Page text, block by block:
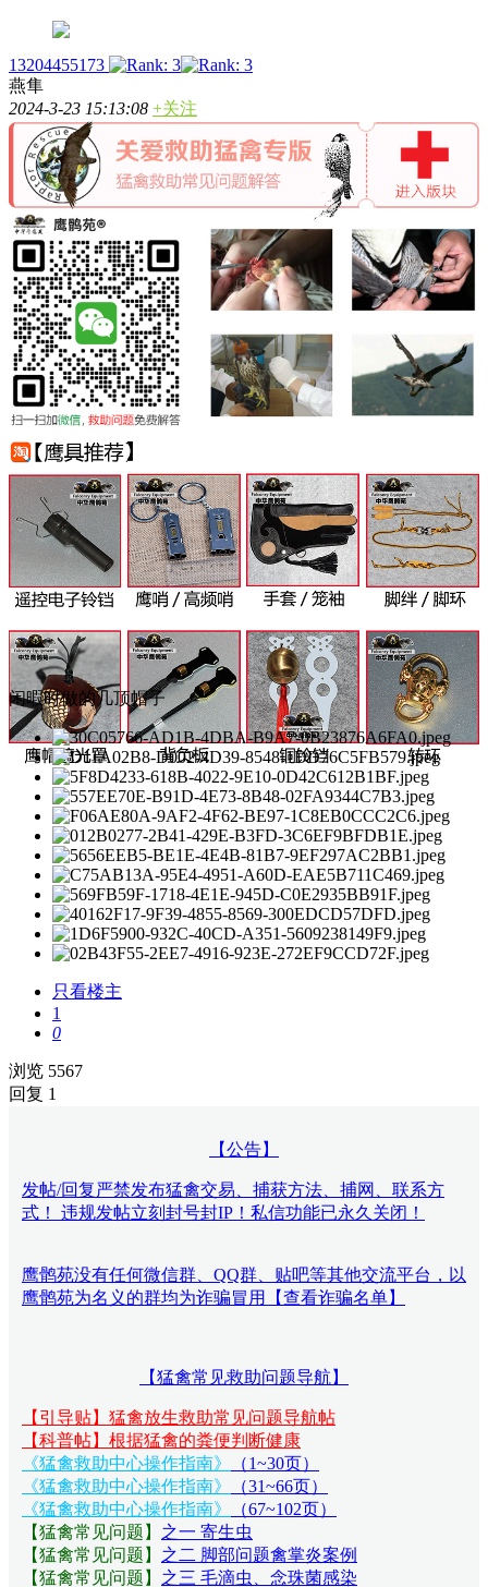
13204455173
燕隼
2024-3-23 15:13:08 +关注
闲暇时做的几顶帽子
只看楼主
1
0
浏览 5567
回复 1
【公告】
发帖/回复严禁发布猛禽交易、捕获方法、捕网、联系方
式！ 违规发帖立刻封号封IP！私信功能已永久关闭！
鹰鹘苑没有任何微信群、QQ群、贴吧等其他交流平台，以
鹰鹘苑为名义的群均为诈骗冒用【查看诈骗名单】
【猛禽常见救助问题导航】
【引导贴】猛禽放生救助常见问题导航帖
【科普帖】根据猛禽的粪便判断健康
《猛禽救助中心操作指南》
（1~30页）
《猛禽救助中心操作指南》
（31~66页）
《猛禽救助中心操作指南》
（67~102页）
【猛禽常见问题 】 之一 寄生虫
【猛禽常见问题 】 之二 脚部问题禽掌炎案例
【猛禽常见问题 】 之三 毛滴虫、念珠菌感染